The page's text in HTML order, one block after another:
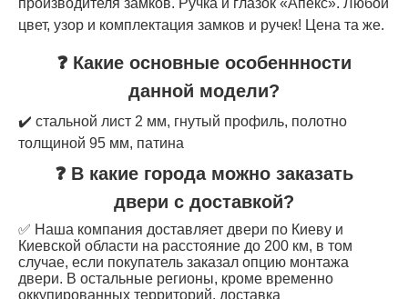
производителя замков. Ручка и глазок «Апекс». Любой
цвет, узор и комплектация замков и ручек! Цена та же.
❓ Какие основные особеннности
данной модели?
✔️ стальной лист 2 мм, гнутый профиль, полотно
толщиной 95 мм, патина
❓ В какие города можно заказать
двери с доставкой?
✅ Наша компания доставляет двери по Киеву и
Киевской области на расстояние до 200 км, в том
случае, если покупатель заказал опцию монтажа
двери. В остальные регионы, кроме временно
оккупированных территорий, доставка